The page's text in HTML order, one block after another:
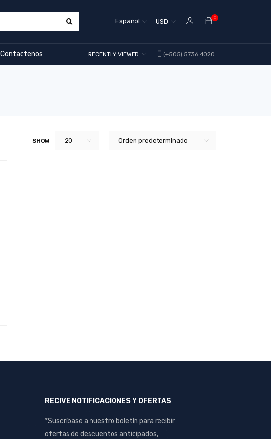
0
USD
Español
Contactenos (+505) 5736 4020
RECENTLY VIEWED
Orden predeterminado
SHOW 20
RECIVE NOTIFICACIONES Y OFERTAS
*Suscríbase a nuestro boletín para recibir
ofertas de descuentos anticipados,